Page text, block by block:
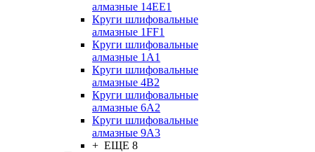
алмазные 14ЕЕ1
Круги шлифовальные
алмазные 1FF1
Круги шлифовальные
алмазные 1А1
Круги шлифовальные
алмазные 4В2
Круги шлифовальные
алмазные 6A2
Круги шлифовальные
алмазные 9А3
+ ЕЩЕ 8